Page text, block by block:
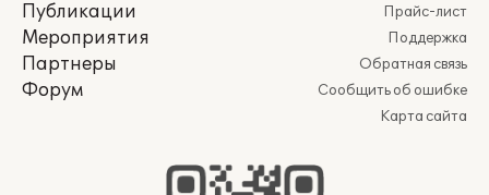
Публикации
Мероприятия
Партнеры
Форум
Прайс-лист
Поддержка
Обратная связь
Сообщить об ошибке
Карта сайта